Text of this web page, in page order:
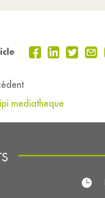
mediatheque